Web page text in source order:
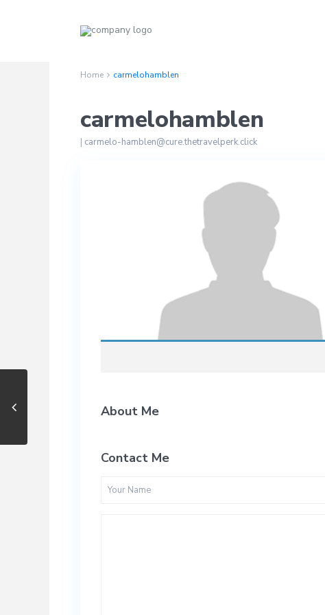
Home carmelohamblen
carmelohamblen
| carmelo-hamblen@cure.thetravelperk.click
About Me
Contact Me